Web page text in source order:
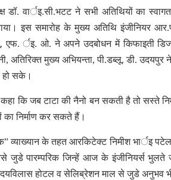
डॉ. वार्इ.सी.भटट ने सभी अतिथियों का
इस समारोह के मुख्य अतिथि इंजीनियर
एफ. र्इ. ओ. ने अपने उदबोधन में किफाइती
अतिरिक्त मुख्य अभियन्ता, पी.डब्लू. डी.
हो सके।
कि जब टाटा की नैनो बन सकती है तो सस्ते
का निर्माण कर सकते हैं।
व्याख्यान के तहत आरकिटेक्ट निमीश भार्इ
जुडे पारम्परिक जिन्हें आज के इंजीनियर्स भुलते
होटल व सेलिब्रेशन माल से जुडे अनुभव